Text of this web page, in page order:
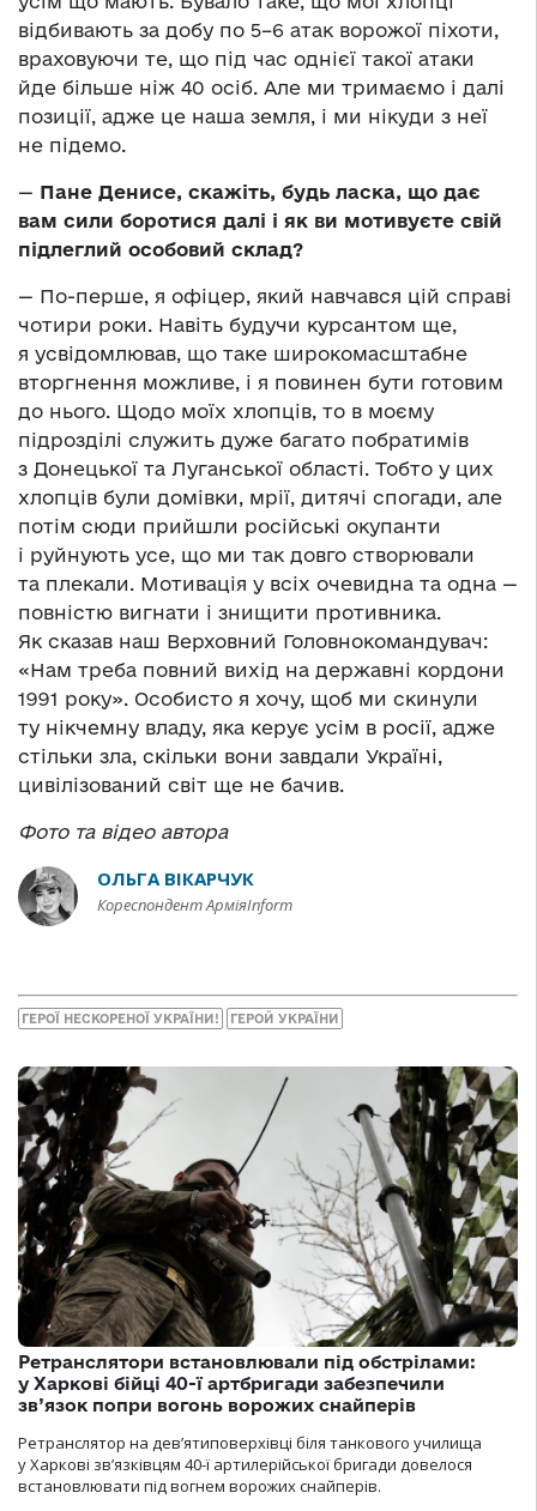
відбивають за добу по 5–6 атак ворожої піхоти,
враховуючи те, що під час однієї такої атаки
йде більше ніж 40 осіб. Але ми тримаємо і далі
позиції, адже це наша земля, і ми нікуди з неї
не підемо.
— Пане Денисе, скажіть, будь ласка, що дає
вам сили боротися далі і як ви мотивуєте свій
підлеглий особовий склад?
— По-перше, я офіцер, який навчався цій справі
чотири роки. Навіть будучи курсантом ще,
я усвідомлював, що таке широкомасштабне
вторгнення можливе, і я повинен бути готовим
до нього. Щодо моїх хлопців, то в моєму
підрозділі служить дуже багато побратимів
з Донецької та Луганської області. Тобто у цих
хлопців були домівки, мрії, дитячі спогади, але
потім сюди прийшли російські окупанти
і руйнують усе, що ми так довго створювали
та плекали. Мотивація у всіх очевидна та одна —
повністю вигнати і знищити противника.
Як сказав наш Верховний Головнокомандувач:
«Нам треба повний вихід на державні кордони
1991 року». Особисто я хочу, щоб ми скинули
ту нікчемну владу, яка керує усім в росії, адже
стільки зла, скільки вони завдали Україні,
цивілізований світ ще не бачив.
Фото та відео автора
ОЛЬГА ВІКАРЧУК
Кореспондент АрміяInform
ГЕРОЇ НЕСКОРЕНОЇ УКРАЇНИ! ГЕРОЙ УКРАЇНИ
Ретранслятори встановлювали під обстрілами:
у Харкові бійці 40-ї артбригади забезпечили
зв’язок попри вогонь ворожих снайперів
Ретранслятор на дев’ятиповерхівці біля танкового училища
у Харкові зв’язківцям 40-ї артилерійської бригади довелося
встановлювати під вогнем ворожих снайперів.